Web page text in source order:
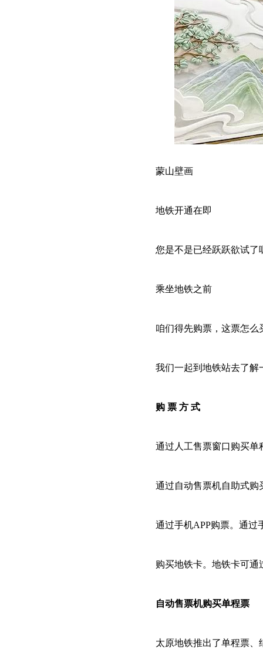
蒙山壁画
地铁开通在即
您是不是已经跃跃欲试了
乘坐地铁之前
咱们得先购票，这票怎么
我们一起到地铁站去了解
购 票 方 式
通过人工售票窗口购买单
通过自动售票机自助式购
通过手机APP购票。通过
购买地铁卡。地铁卡可
自动售票机购买单程票
太原地铁推出了单程票